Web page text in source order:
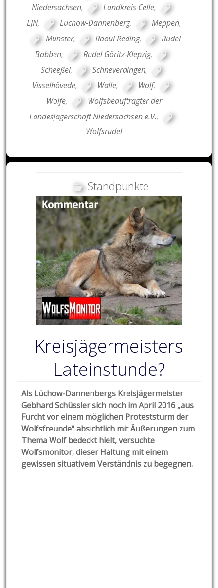
Niedersachsen, Landkreis Celle,
LJN, Lüchow-Dannenberg, Meppen,
Munster, Raoul Reding,
Rudel
Babben, Rudel Göritz-Klepzig,
Scheeßel, Schneverdingen,
Visselhövede, Walle, Wolf,
Wölfe,
Wolfsbeauftragter der
Landesjägerschaft Niedersachsen e.V.,
Wolfsrudel
Standpunkte
Kreisjägermeisters
Lateinstunde?
Als Lüchow-Dannenbergs Kreisjägermeister
Gebhard Schüssler sich noch im April 2016 „aus
Furcht vor einem möglichen Proteststurm der
Wolfsfreunde“ absichtlich mit Äußerungen zum
Thema Wolf bedeckt hielt, versuchte
Wolfsmonitor, dieser Haltung mit einem
gewissen situativem Verständnis zu begegnen.